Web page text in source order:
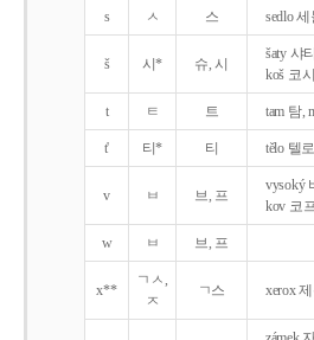
s ㅅ 스 sedlo
š 시* 슈, 시
šaty 샤
koš 코시
t ㅌ 트 tam 탐,
t' 티* 티 tělo 텔
v ㅂ 브, 프
vysoký
kov 코
w ㅂ 브, 프
x**
ㄱㅅ,
ㅈ
ㄱ스 xerox